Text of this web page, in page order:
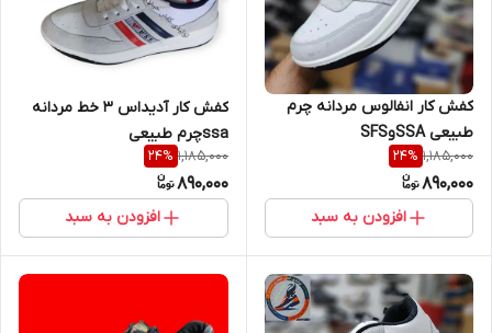
کفش کار انفالوس مردانه چرم
طبیعی SSAوSFS
1,185,000
24%
890,000
افزودن به سبد
کفش کار آدیداس 3 خط مردانه
ssaچرم طبیعی
1,185,000
24%
890,000
افزودن به سبد